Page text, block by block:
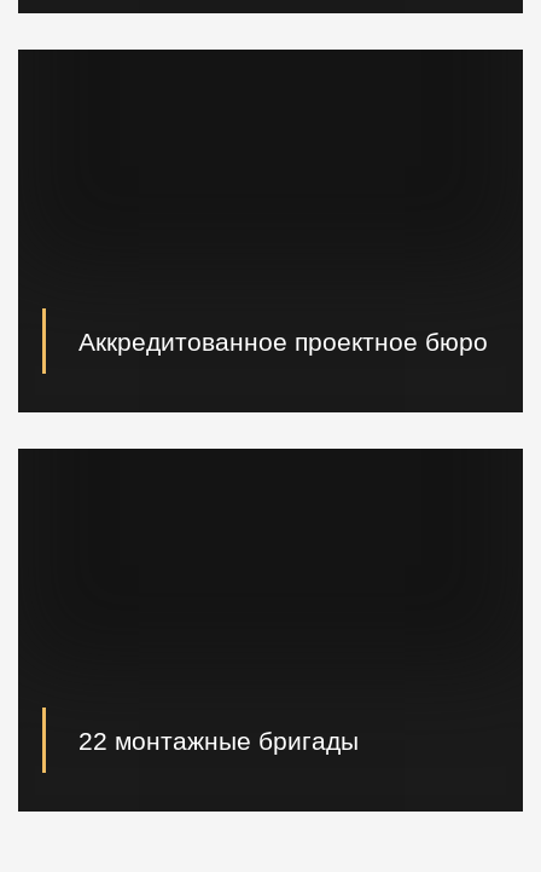
Аккредитованное проектное бюро
22 монтажные бригады